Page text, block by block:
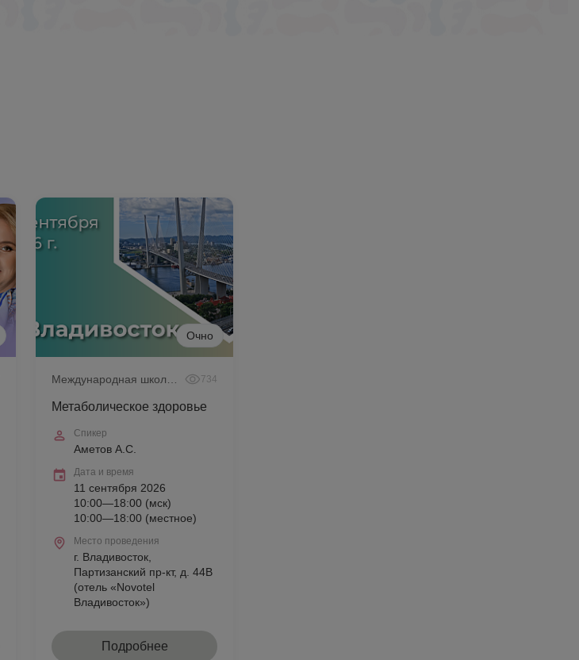
Очно
Международная школа ЮНЕСКО 734
Метаболическое здоровье
Спикер
Аметов А.С.
Дата и время
11 сентября 2026
10:00—18:00 (мск)
10:00—18:00 (местное)
Место проведения
г. Владивосток,
Партизанский пр-кт, д. 44В
(отель «Novotel
Владивосток»)
Подробнее